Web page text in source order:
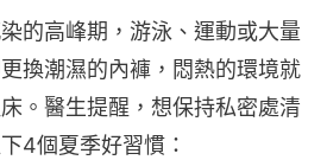
的高峰期，游泳、運動或大量
換潮濕的內褲，悶熱的環境就
。醫生提醒，想保持私密處清
4個夏季好習慣：